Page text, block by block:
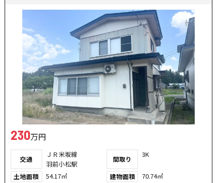
230万円
交通
ＪＲ米坂線
羽前小松駅
間取り
3K
土地面積 54.17㎡ 建物面積
70.74㎡